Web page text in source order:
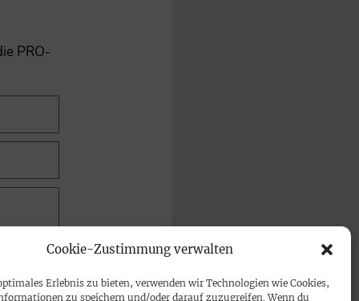
Cookie-Zustimmung verwalten
Erlebnis zu bieten, verwenden wir Technologien wie Cookies,
zu speichern und/oder darauf zuzugreifen. Wenn du
PRO-